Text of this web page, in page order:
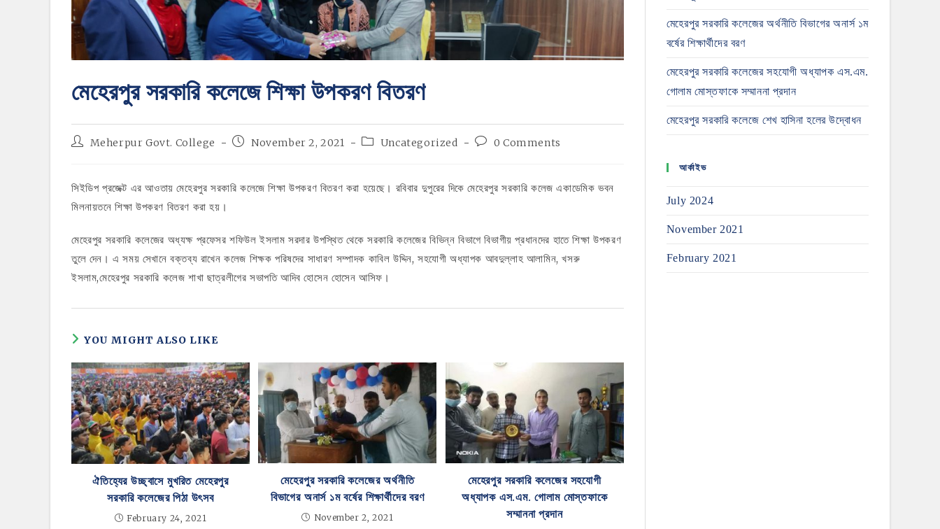
মেহেরপুর সরকারি কলেজে শিক্ষা উপকরণ বিতরণ
PostMeherpur Govt. College
PostNovember 2, 2021
PostUncategorized
Post0 Comments
সিইডিপ প্রজেক্ট এর আওতায় মেহেরপুর সরকারি কলেজে শিক্ষা উপকরণ বিতরণ করা হয়েছে। রবিবার দুপুরের দিকে মেহেরপুর সরকারি কলেজ একাডেমিক ভবন
মিলনায়তনে শিক্ষা উপকরণ বিতরণ করা হয়।
মেহেরপুর সরকারি কলেজের অধ্যক্ষ প্রফেসর শফিউল ইসলাম সরদার উপস্থিত থেকে সরকারি কলেজের বিভিন্ন বিভাগে বিভাগীয় প্রধানদের হাতে শিক্ষা উপকরণ
তুলে দেন। এ সময় সেখানে বক্তব্য রাখেন কলেজ শিক্ষক পরিষদের সাধারণ সম্পাদক কাবিল উদ্দিন, সহযোগী অধ্যাপক আবদুল্লাহ আলামিন, খসরু
ইসলাম,মেহেরপুর সরকারি কলেজ শাখা ছাত্রলীগের সভাপতি আদিব হোসেন হোসেন আসিফ।
YOU MIGHT ALSO LIKE
ঐতিহ্যের উচ্ছ্বাসে মুখরিত মেহেরপুর
সরকারি কলেজের পিঠা উৎসব
February 24, 2021
মেহেরপুর সরকারি কলেজের অর্থনীতি
বিভাগের অনার্স ১ম বর্ষের শিক্ষার্থীদের বরণ
November 2, 2021
মেহেরপুর সরকারি কলেজের সহযোগী
অধ্যাপক এস.এম. গোলাম মোস্তফাকে
সম্মাননা প্রদান
মেহেরপুর সরকারি কলেজের অর্থনীতি বিভাগের অনার্স ১ম
বর্ষের শিক্ষার্থীদের বরণ
মেহেরপুর সরকারি কলেজের সহযোগী অধ্যাপক এস.এম.
গোলাম মোস্তফাকে সম্মাননা প্রদান
মেহেরপুর সরকারি কলেজে শেখ হাসিনা হলের উদ্বোধন
আর্কাইভ
July 2024
November 2021
February 2021